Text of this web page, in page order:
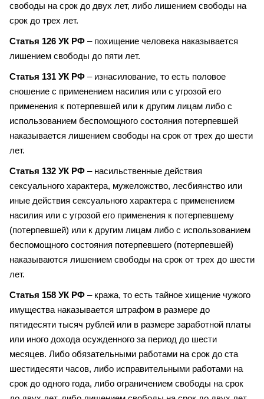
свободы на срок до двух лет, либо лишением свободы на
срок до трех лет.
Статья 126 УК РФ – похищение человека наказывается
лишением свободы до пяти лет.
Статья 131 УК РФ – изнасилование, то есть половое
сношение с применением насилия или с угрозой его
применения к потерпевшей или к другим лицам либо с
использованием беспомощного состояния потерпевшей
наказывается лишением свободы на срок от трех до шести
лет.
Статья 132 УК РФ – насильственные действия
сексуального характера, мужеложство, лесбиянство или
иные действия сексуального характера с применением
насилия или с угрозой его применения к потерпевшему
(потерпевшей) или к другим лицам либо с использованием
беспомощного состояния потерпевшего (потерпевшей)
наказываются лишением свободы на срок от трех до шести
лет.
Статья 158 УК РФ – кража, то есть тайное хищение чужого
имущества наказывается штрафом в размере до
пятидесяти тысяч рублей или в размере заработной платы
или иного дохода осужденного за период до шести
месяцев. Либо обязательными работами на срок до ста
шестидесяти часов, либо исправительными работами на
срок до одного года, либо ограничением свободы на срок